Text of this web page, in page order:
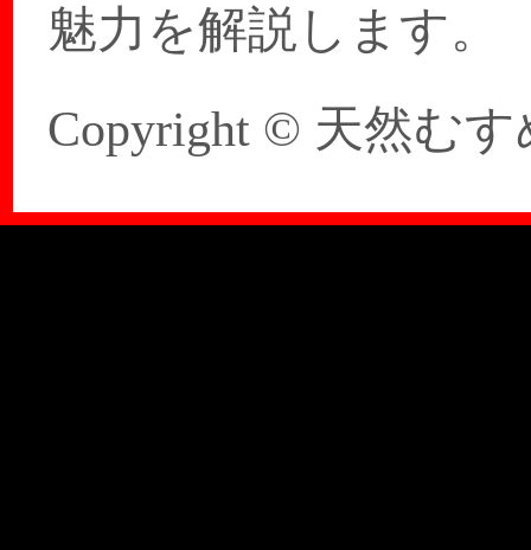
魅力を解説します。
Copyright © 天然むす